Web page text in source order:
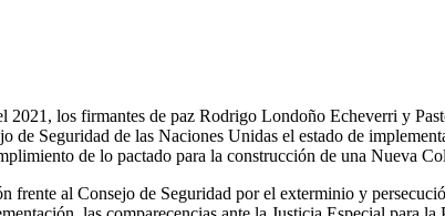
2021, los firmantes de paz Rodrigo Londoño Echeverri y
de Seguridad de las Naciones Unidas el estado de
de lo pactado para la construcción de una Nueva
frente al Consejo de Seguridad por el exterminio y